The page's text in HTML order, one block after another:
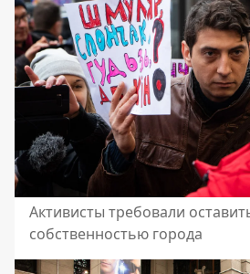
Активисты требовали
собственностью города